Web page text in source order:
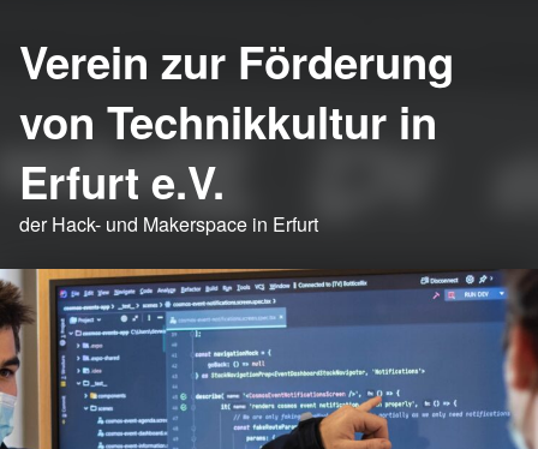
Verein zur Förderung
von Technikkultur in
Erfurt e.V.
der Hack- und Makerspace in Erfurt